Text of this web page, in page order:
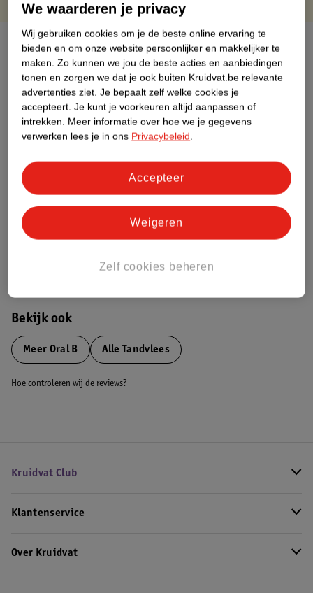
Over dit product
Productinformatie
Etiketinformatie
Nature Impact Score
Dit product heeft (nog) geen Nature
Impact Score.
Meer informatie
Bestel & Bezorginformatie
Bekijk ook
Meer Oral B Alle Tandvlees
Hoe controleren wij de reviews?
Kruidvat Club
Klantenservice
Over Kruidvat
We waarderen je privacy
Wij gebruiken cookies om je de beste online ervaring te
bieden en om onze website persoonlijker en makkelijker te
maken. Zo kunnen we jou de beste acties en aanbiedingen
tonen en zorgen we dat je ook buiten Kruidvat.be relevante
advertenties ziet. Je bepaalt zelf welke cookies je
accepteert. Je kunt je voorkeuren altijd aanpassen of
intrekken. Meer informatie over hoe we je gegevens
verwerken lees je in ons Privacybeleid.
Zelf cookies beheren
Weigeren
Accepteer